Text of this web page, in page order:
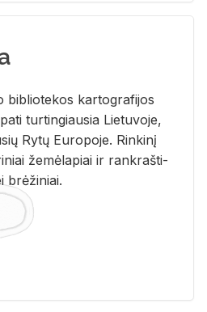
bi­b­lio­te­kos kar­to­gra­fi­jos
tur­tin­giau­sia Lie­tu­vo­je,
Rytų Eu­ro­po­je. Rin­ki­nį
že­mė­la­piai ir rank­raš­ti­
brė­ži­niai.